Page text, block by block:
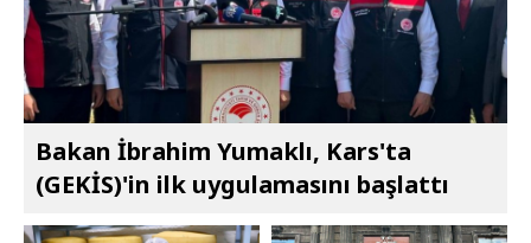
Bakan İbrahim Yumaklı, Kars'ta
(GEKİS)'in ilk uygulamasını başlattı